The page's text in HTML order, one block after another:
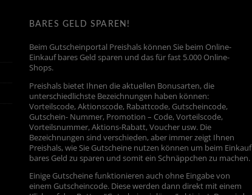
BARES GELD SPAREN!
Beim Gutscheinportal Preishals können Sie beim Online-
Einkauf bares Geld sparen und das für fast 5.000 Online-
Shops.
Preishals bietet Ihnen die aktuellen Bonusarten, die
unterschiedlichste Bezeichnungen haben können:
Vorteilscode, Aktionscode, Rabattcode, Gutscheincode,
Gutschein- Nummer, Promotion – Code, Vorteilscode,
Vorteilsnummer, Aktions-Rabatt, Voucher usw. Die
Bezeichnungen sind verschieden, aber immer zeigt Ihnen
Preishals, wie Sie Gutscheine nutzen können um beim Einkauf
bares Geld zu sparen und somit ein Schnäppchen zu machen.
Einige Gutscheine funktionieren auch ohne Eingabe von
einem Gutscheincode. Diese werden dann direkt mit einem